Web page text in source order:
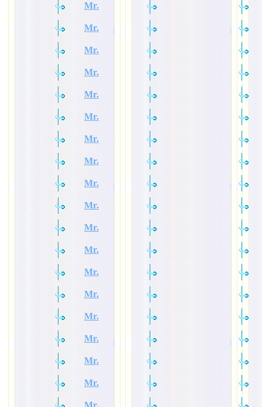
Mr.
Mr.
Mr.
Mr.
Mr.
Mr.
Mr.
Mr.
Mr.
Mr.
Mr.
Mr.
Mr.
Mr.
Mr.
Mr.
Mr.
Mr.
Mr.